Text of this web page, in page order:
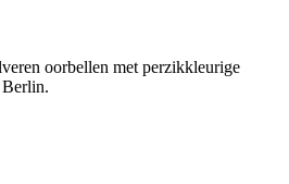
oorbellen met perzikkleurige
Berlin.